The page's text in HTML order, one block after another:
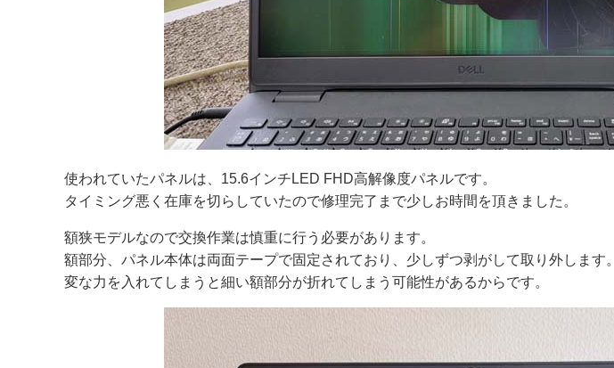
使われていたパネルは、15.6インチLED FHD高解像度パネルです。
タイミング悪く在庫を切らしていたので修理完了まで少しお時間を頂きました。
額狭モデルなので交換作業は慎重に行う必要があります。
額部分、パネル本体は両面テープで固定されており、少しずつ剥がして取り外します。
変な力を入れてしまうと細い額部分が折れてしまう可能性があるからです。